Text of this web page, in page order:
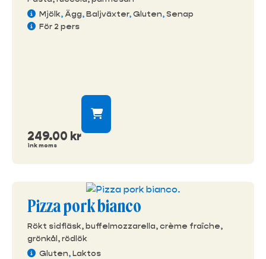
Mjölk,Ägg,Baljväxter,Gluten,Senap
För 2 pers
249.00 kr
ink moms
Pizza pork bianco
Rökt sidfläsk, buffelmozzarella, crème fraîche,
grönkål, rödlök
Gluten,Laktos